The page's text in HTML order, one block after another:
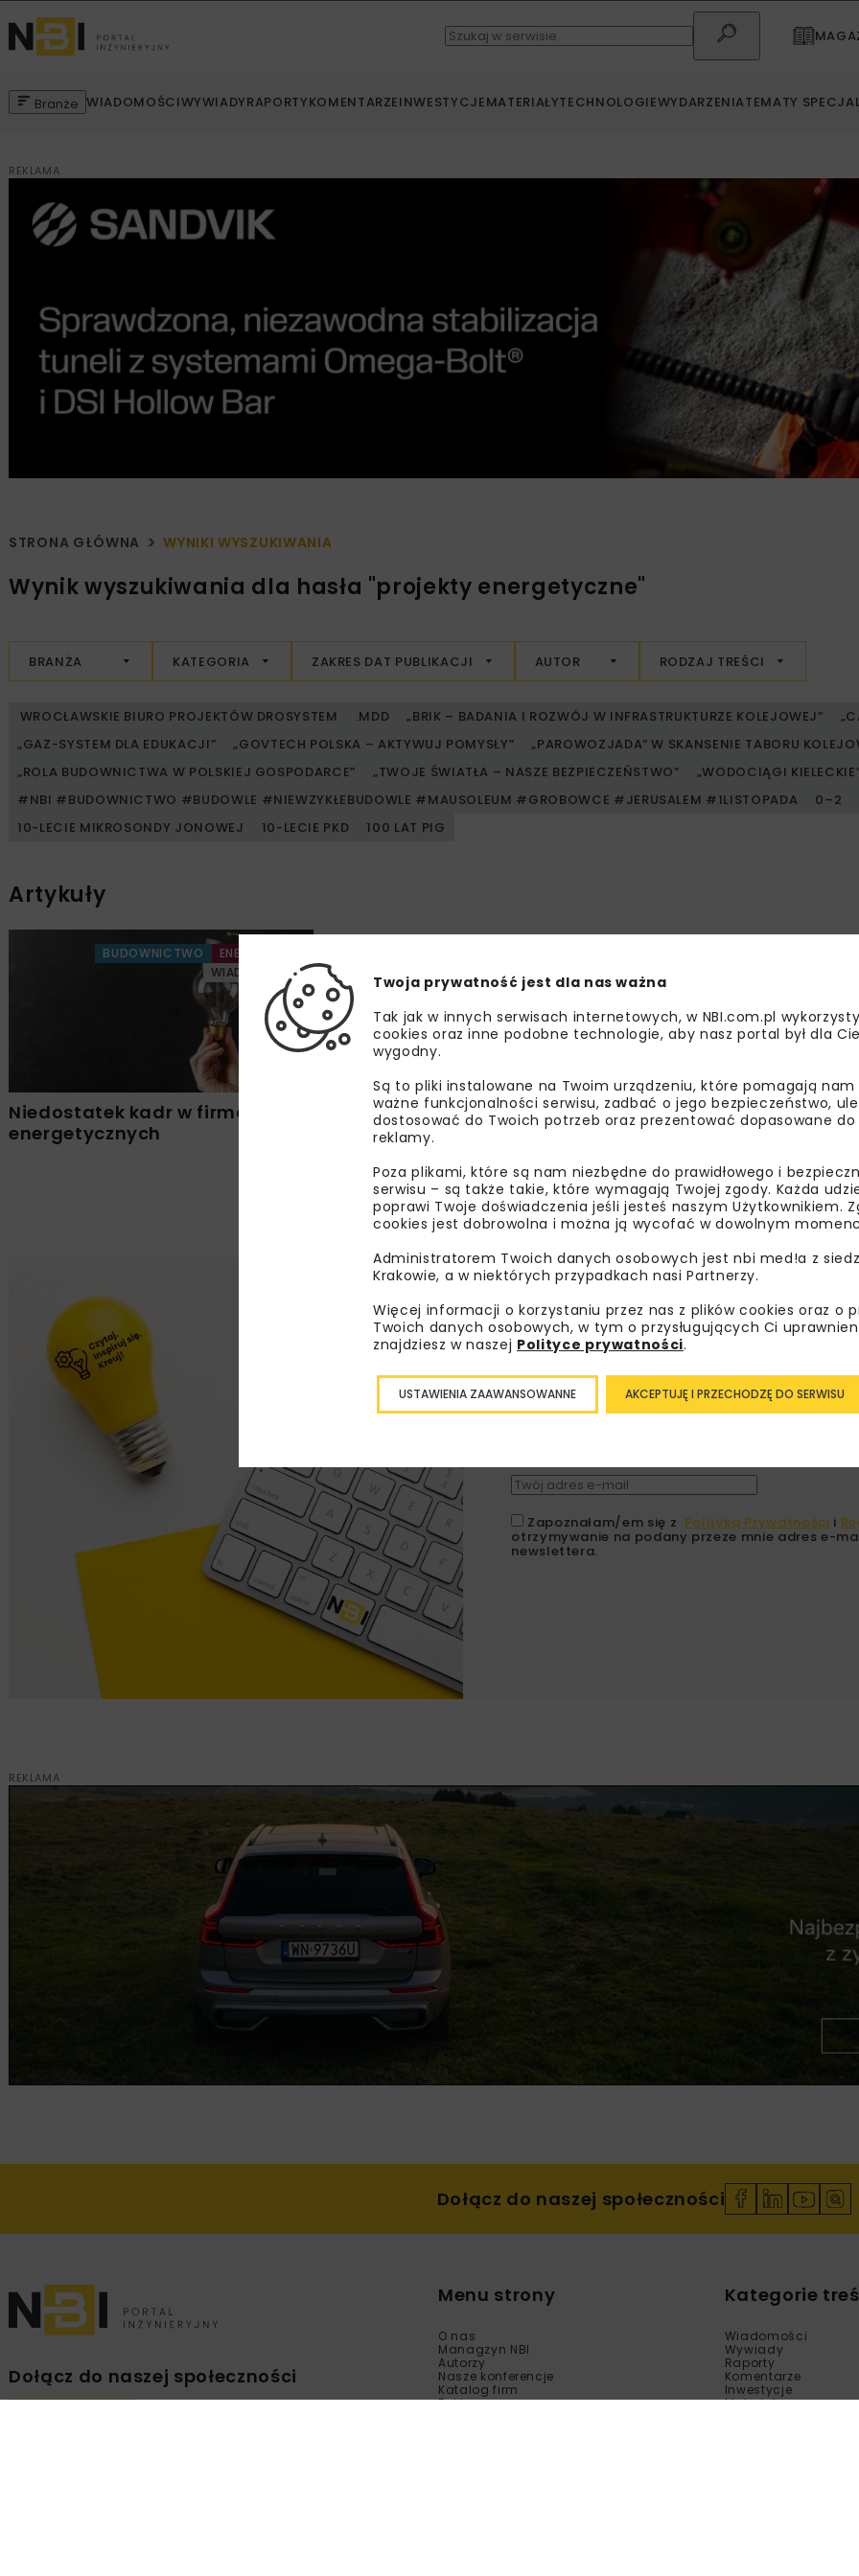
Branże WIADOMOŚCIWYWIADYRAPORTYKOMENTARZEINWESTYCJEMATERIAŁYTECHNOLOGIEWYDARZENIATEMATY
REKLAMA
STRONA GŁÓWNA WYNIKI WYSZUKIWANIA
Wynik wyszukiwania dla hasła "projekty energetyczne"
BRANŻA KATEGORIA ZAKRES DAT PUBLIKACJI AUTOR RODZAJ TREŚCI
WROCŁAWSKIE BIURO PROJEKTÓW DROSYSTEM .MDD „BRIK – BADANIA I ROZWÓJ W INFRASTRUKTURZE KOLEJOWEJ”
„GAZ-SYSTEM DLA EDUKACJI”
„GOVTECH POLSKA – AKTYWUJ POMYSŁY”
„PAROWOZJADA” W SKANSENIE TABORU
„ROLA BUDOWNICTWA W POLSKIEJ GOSPODARCE”
„TWOJE ŚWIATŁA – NASZE BEZPIECZEŃSTWO”
„WODOCIĄGI
#NBI #BUDOWNICTWO #BUDOWLE #NIEWZYKŁEBUDOWLE #MAUSOLEUM #GROBOWCE #JERUSALEM #1LISTOPADA
0–2
10-LECIE MIKROSONDY JONOWEJ
10-LECIE PKD 100 LAT PIG
Artykuły
BUDOWNICTWO
ENERGETYKA
WIADOMOŚCI
Niedostatek kadr w firmach
energetycznych
Lubisz wiedzieć więcej?
Zapisz się do newslettera aby
branżowe, zaproszenia na wydarzenia,
Zapoznałam/em się z Polityką Prywatności i
otrzymywanie na podany przeze mnie adres e-
newslettera.
REKLAMA
Dołącz do naszej społeczności
Dołącz do naszej społeczności
Menu strony
O nas
Managzyn NBI
Autorzy
Nasze konferencje
Katalog firm
Reklama
Kategorie
Wiadomości
Wywiady
Raporty
Komentarze
Inwestycje
Materiały
Twoja prywatność jest dla nas ważna
Tak jak w innych serwisach internetowych, w NBI.com.pl
cookies oraz inne podobne technologie, aby nasz portal był dla
wygodny.
Są to pliki instalowane na Twoim urządzeniu, które pomagają nam
ważne funkcjonalności serwisu, zadbać o jego bezpieczeństwo,
dostosować do Twoich potrzeb oraz prezentować dopasowane
reklamy.
Poza plikami, które są nam niezbędne do prawidłowego i
serwisu – są także takie, które wymagają Twojej zgody. Każda
poprawi Twoje doświadczenia jeśli jesteś naszym Użytkownikiem.
cookies jest dobrowolna i można ją wycofać w dowolnym
Administratorem Twoich danych osobowych jest nbi med!a z
Krakowie, a w niektórych przypadkach nasi Partnerzy.
Więcej informacji o korzystaniu przez nas z plików cookies oraz o
Twoich danych osobowych, w tym o przysługujących Ci
znajdziesz w naszej Polityce prywatności.
AKCEPTUJĘ I PRZECHODZĘ DO SERWISU
USTAWIENIA ZAAWANSOWANNE